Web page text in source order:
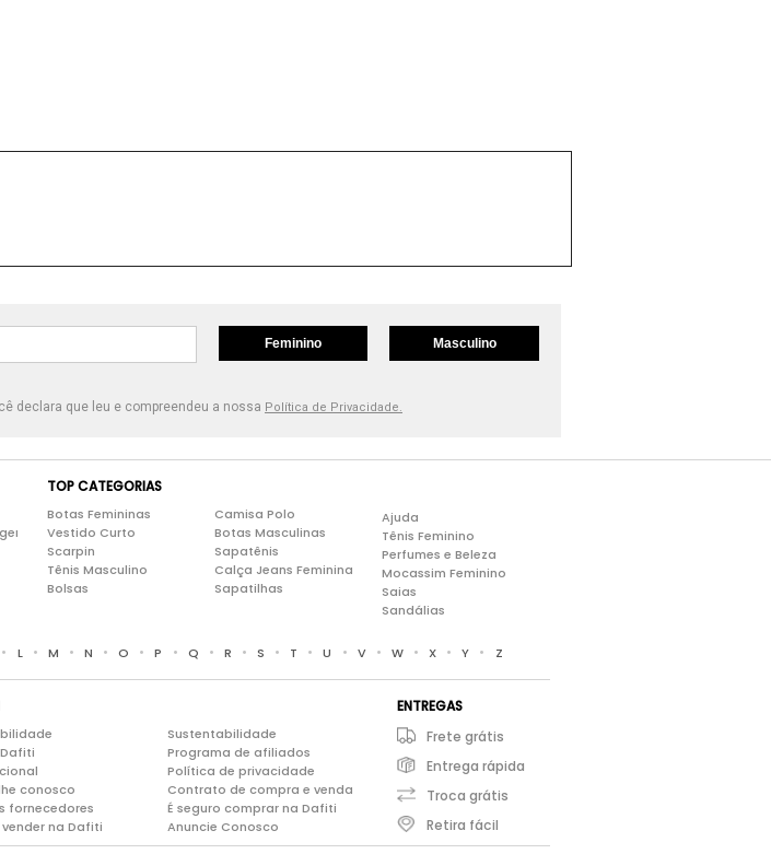
Feminino Masculino
declara que leu e compreendeu a nossa Política de Privacidade.
TOP CATEGORIAS
Botas Femininas
Vestido Curto
Scarpin
Tênis Masculino
Bolsas
Camisa Polo
Botas Masculinas
Sapatênis
Calça Jeans Feminina
Sapatilhas
Ajuda
Tênis Feminino
Perfumes e Beleza
Mocassim Feminino
Saias
Sandálias
• L • M • N • O • P • Q • R • S • T • U • V • W • X • Y • Z
conosco
fornecedores
na Dafiti
Sustentabilidade
Programa de afiliados
Política de privacidade
Contrato de compra e venda
É seguro comprar na Dafiti
Anuncie Conosco
ENTREGAS
Frete grátis
Entrega rápida
Troca grátis
Retira fácil